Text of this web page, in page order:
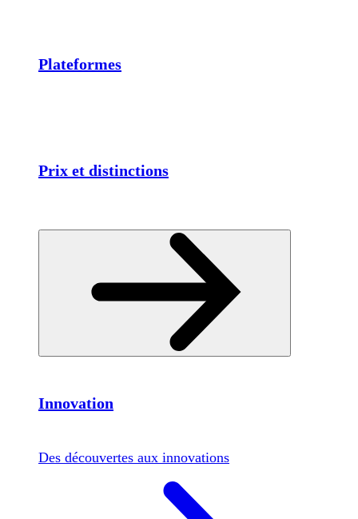
Plateformes
Prix et distinctions
Innovation
Des découvertes aux innovations